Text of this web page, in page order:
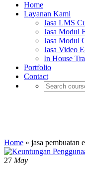
Home
Layanan Kami
Jasa LMS
Jasa Modul
Jasa Modul
Jasa Video
In House
Portfolio
Contact
Home » jasa pembuatan
27 May